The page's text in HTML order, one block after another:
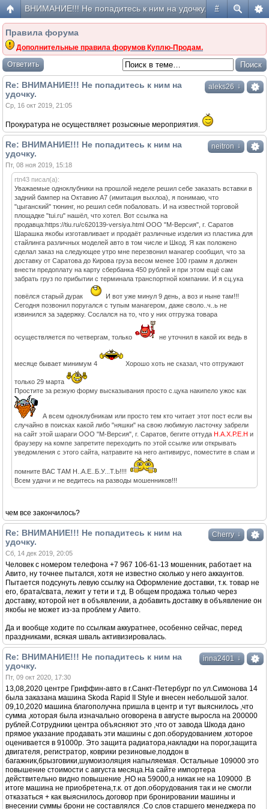
#
ВНИМАНИЕ!!! Не попадитесь к ним на удочку.
Правила форума
Дополнительные правила форумов Куплю-Продам.
Ответить
aleks26 ↓
Re: ВНИМАНИЕ!!! Не попадитесь к ним на
удочку.
Ср, 16 окт 2019, 21:05
Прокуратура не осуществляет розыскные мероприятия.
neitron ↓
Re: ВНИМАНИЕ!!! Не попадитесь к ним на
удочку.
Пт, 08 ноя 2019, 15:18
rtn43 писал(а):
Уважаемые одноклубники на прошлой неделе решил себе заказать вставки в
задний бампер на Октавию А7 (имитация выхлоа), я понимаю, что
"цыганский" тюнинг, но решил себя побаловать. И на известной торговой
площадке "tui.ru" нашёл, что хотел. Вот ссылка на
продавца:https://tiu.ru/c620139-versiya.html ООО "М-Версия", г. Саратов
Шарашка якобы изготавливает и продаёт различные изделия из пластика для
стайлинга различных моделей авто в том числе и Шкод. Я как положено
сделал заказ на следующее утро мне перезвонил манагер сообщил, что за
доставку от Саратова до Кирова груза весом менее 100 грамм я должен
внести предоплату на карту сбербанка 450 рублей и при этом ещё сам
забрать груз по прибытии с терминала транспортной компании. И я сц.ука
повёлся старый дурак
И вот уже минул 9 день, а воз и ныне там!!!
Сегодня позвонил поругался с тупым манагером, даже своло..ч..ь не
извинился за задержку. Сослался на то, что у них отгрузка товара
осуществляется по четвергам, только не уточнил в какой их ведь в
месяце бывает минимум 4 Хорошо хоть не сказал, что отгружают
только 29 марта
Простите за резкую форму высказывания просто с.цука накипело ужос как
А всем одноклубникам или просто тем кто читает этот пост если вы
случайно в поисках какой либо "няшки" на свою любимую ласточку забрели
на сайт этой шараги ООО "М-Версия", г. Саратов, бегите оттуда Н.А.Х.Р.Е.Н и
браузеру на компе запретите переходить по этой ссылке или открывать
уведомления с этого сайта, натравите на него антивирус, поместите в спам и
помните ВАС ТАМ Н..А.Е..Б.У...Т.Ь!!!!
Всем удачи и не ведитесь на разводы мошенников!!!
чем все закончилось?
Cherry ↓
Re: ВНИМАНИЕ!!! Не попадитесь к ним на
удочку.
Сб, 14 дек 2019, 20:05
Человек с номером телефона +7 967 106-61-13 мошенник, работает на
Авито, ну точнее пытался, хотя не известно сколько у него аккаунтов.
Пытается подсунуть левую ссылку на Оформление доставки, т.к. товар не
его, брата/свата, лежит у тети и т.д. В общем продажа только через
доставку, которой нет в объявлении, а добавить доставку в объявление он
якобы не может из-за проблем у Авито.
Да и вообще ходите по ссылкам аккуратнее, особенно сейчас, перед
праздниками, всякая шваль активизировалась.
inna2401 ↓
Re: ВНИМАНИЕ!!! Не попадитесь к ним на
удочку.
Пт, 09 окт 2020, 17:30
13,08,2020 центре Гриффин-авто в г.Санкт-Петербург по ул.Симонова 14
была заказана машина Skoda Rapid II Style и внесен небольшой залог.
09,10,2020 машина благополучна пришла в центр и тут выяснилось ,что
сумма ,которая была изначально оговорена в августе выросла на 200000
рублей.Сотрудники центра объясняют это ,что от завода Шкода дано
прямое указание продавать эти машины с доп.оборудованием ,которое
оценивается в 91000р. Это защита радиатора,накладки на порог,защита
двигателя, регистратор, коврики резиновые,поддон в
багажник,брызговики,шумоизоляция напыляемая. Остальные 109000 это
повышение стоимости с августа месяца.На сайте импортера
действительно видно повышение ,НО на 59000,а никак не на 109000 .В
итоге машина не приобретена,т.к. от доп.оборудования так и не смогли
отказаться + как выяснилось договор при бронировании машины и
внесении суммы брони не составлялся .Со слов старшего менеджера по